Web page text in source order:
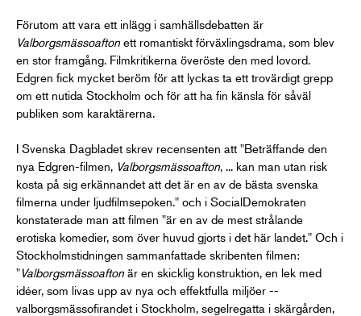
Förutom att vara ett inlägg i samhällsdebatten är
Valborgsmässoafton ett romantiskt förväxlingsdrama, som blev
en stor framgång. Filmkritikerna överöste den med lovord.
Edgren fick mycket beröm för att lyckas ta ett trovärdigt grepp
om ett nutida Stockholm och för att ha fin känsla för såväl
publiken som karaktärerna.
I Svenska Dagbladet skrev recensenten att "Beträffande den
nya Edgren-filmen, Valborgsmässoafton , ... kan man utan risk
kosta på sig erkännandet att det är en av de bästa svenska
filmerna under ljudfilmsepoken." och i SocialDemokraten
konstaterade man att filmen "är en av de mest strålande
erotiska komedier, som över huvud gjorts i det här landet." Och i
Stockholmstidningen sammanfattade skribenten filmen:
"Valborgsmässoafton är en skicklig konstruktion, en lek med
idéer, som livas upp av nya och effektfulla miljöer --
valborgsmässofirandet i Stockholm, segelregatta i skärgården,